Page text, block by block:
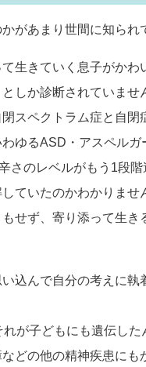
があまり世間に知られ
生きていく息子がか
しか診断されていませ
スペクトラム症と自閉
ゆるASD・アスペル
さのレベルがもう1段階
ていたのかわかりま
せず、寄り添って生
込んで自分の考えに
が子どもにも遺伝した
どの他の精神疾患にも